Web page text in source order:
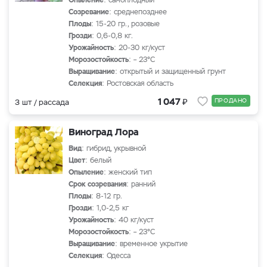
Созревание: среднепозднее
Плоды: 15-20 гр., розовые
Грозди: 0,6-0,8 кг.
Урожайность: 20-30 кг/куст
Морозостойкость: – 23°С
Выращивание: открытый и защищенный грунт
Селекция: Ростовская область
3 шт / рассада 1 047₽ ПРОДАНО
Виноград Лора
Вид: гибрид, укрывной
Цвет: белый
Опыление: женский тип
Срок созревания: ранний
Плоды: 8-12 гр.
Грозди: 1,0-2,5 кг
Урожайность: 40 кг/куст
Морозостойкость: – 23°С
Выращивание: временное укрытие
Селекция: Одесса